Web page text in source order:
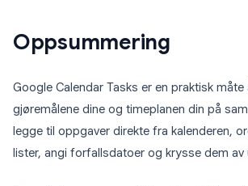
Oppsummering
Google Calendar Tasks er en praktisk måte
gjøremålene dine og timeplanen din på
legge til oppgaver direkte fra kalenderen,
lister, angi forfallsdatoer og krysse dem av